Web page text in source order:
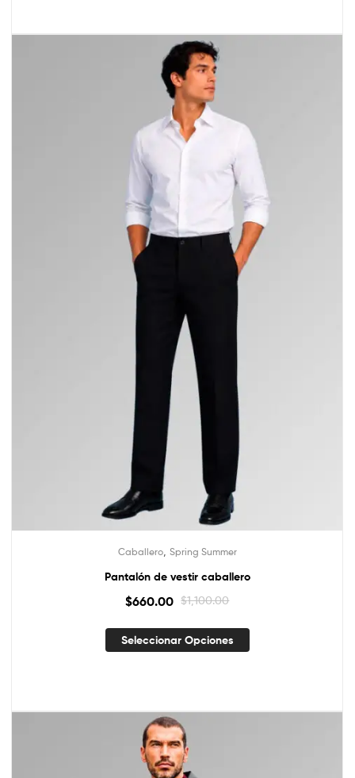
Caballero, Spring Summer
Pantalón de vestir caballero
$1,100.00
$660.00
Seleccionar Opciones